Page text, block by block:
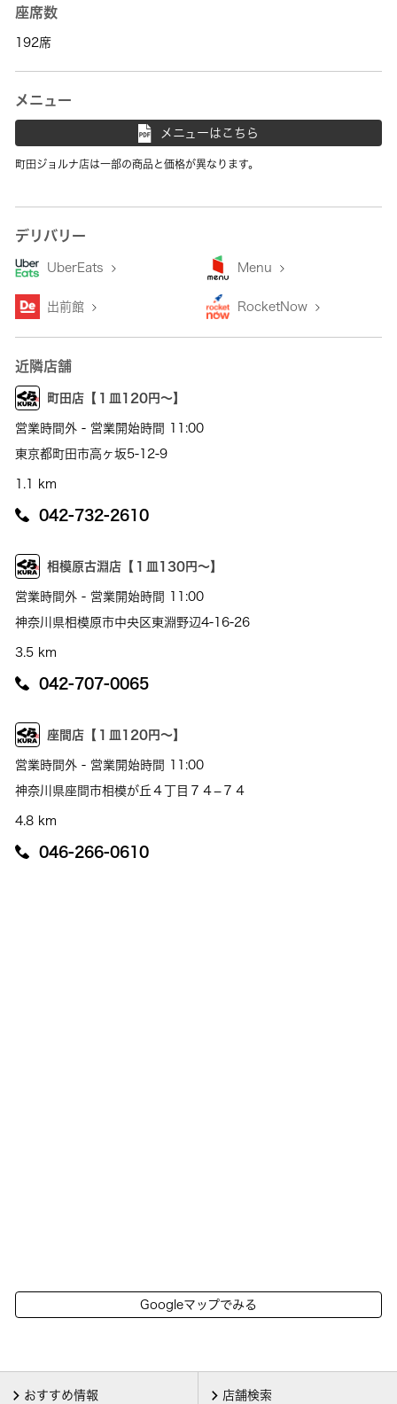
座席数
192席
メニュー
メニューはこちら
町田ジョルナ店は一部の商品と価格が異なります。
デリバリー
UberEats Menu
出前館 RocketNow
近隣店舗
町田店【１皿120円～】
営業時間外 - 営業開始時間 11:00
東京都町田市高ヶ坂5-12-9
1.1 km
042-732-2610
相模原古淵店【１皿130円～】
営業時間外 - 営業開始時間 11:00
神奈川県相模原市中央区東淵野辺4-16-26
3.5 km
042-707-0065
座間店【１皿120円～】
営業時間外 - 営業開始時間 11:00
神奈川県座間市相模が丘４丁目７４−７４
4.8 km
046-266-0610
Googleマップでみる
おすすめ情報 店舗検索